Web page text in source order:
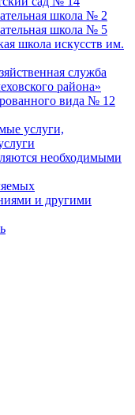
школа № 2
школа № 5
школа искусств им.
служба
района»
вида № 12
услуги,
необходимыми
и другими